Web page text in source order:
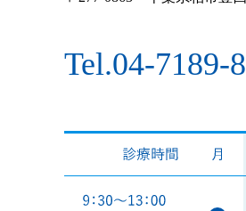
Tel.04-7189-